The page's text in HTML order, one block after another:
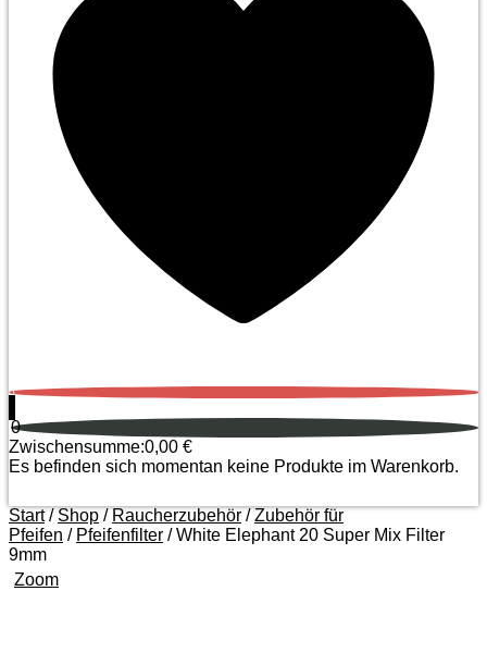
0
0
Zwischensumme:0,00 €
Es befinden sich momentan keine Produkte im Warenkorb.
Start/ Shop / Raucherzubehör /Zubehör für
Pfeifen / Pfeifenfilter / White Elephant 20 Super Mix Filter
9mm
Zoom